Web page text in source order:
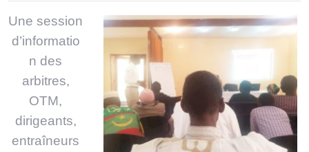
Une session
d’informatio
n des
arbitres,
OTM,
dirigeants,
entraîneurs